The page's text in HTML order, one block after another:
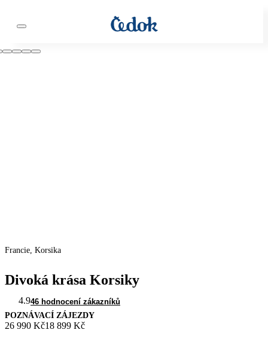
Francie, Korsika
Divoká krása Korsiky
4.946 hodnocení zákazníků
POZNÁVACÍ ZÁJEZDY
26 990 Kč18 899 Kč